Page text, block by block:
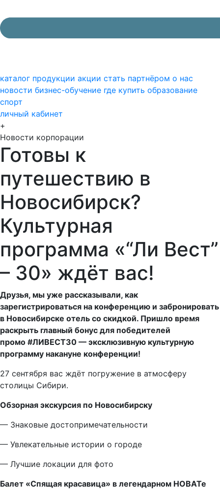
каталог продукции акции стать партнёром о нас
новости бизнес-обучение где купить образование
спорт
личный кабинет
+
Новости корпорации
Готовы к
путешествию в
Новосибирск?
Культурная
программа «“Ли Вест”
– 30» ждёт вас!
Друзья, мы уже рассказывали, как
зарегистрироваться на конференцию и забронировать
в Новосибирске отель со скидкой. Пришло время
раскрыть главный бонус для победителей
промо #ЛИВЕСТ30 — эксклюзивную культурную
программу накануне конференции!
27 сентября вас ждёт погружение в атмосферу
столицы Сибири.
Обзорная экскурсия по Новосибирску
— Знаковые достопримечательности
— Увлекательные истории о городе
— Лучшие локации для фото
Балет «Спящая красавица» в легендарном НОВАТе